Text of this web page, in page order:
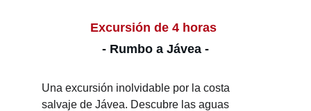
Excursión de 4 horas
- Rumbo a Jávea -
Una excursión inolvidable por la costa
salvaje de Jávea. Descubre las aguas